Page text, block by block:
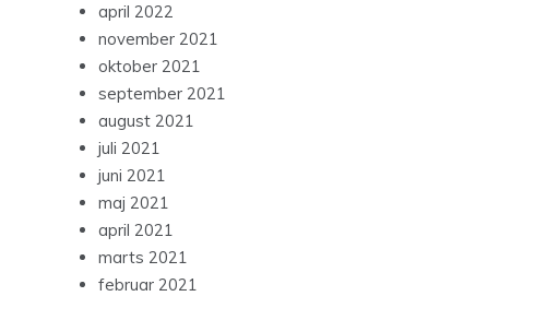
april 2022
november 2021
oktober 2021
september 2021
august 2021
juli 2021
juni 2021
maj 2021
april 2021
marts 2021
februar 2021